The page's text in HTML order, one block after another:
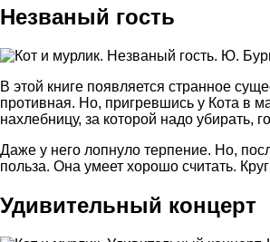
Незваный гость
В этой книге появляется странное
противная. Но, пригревшись у Кота в
нахлебницу, за которой надо убирать,
Даже у него лопнуло терпение. Но,
польза. Она умеет хорошо считать.
Удивительный концерт